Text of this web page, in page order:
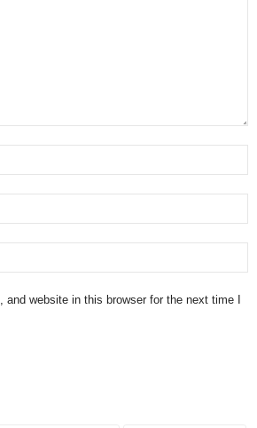
website in this browser for the next time I